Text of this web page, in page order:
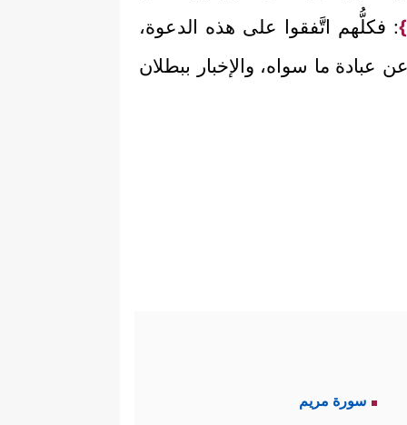
: فكلُّهم اتَّفقوا على هذه الدعوة،
عبادة ما سواه، والإخبار ببطلان
سورة مريم